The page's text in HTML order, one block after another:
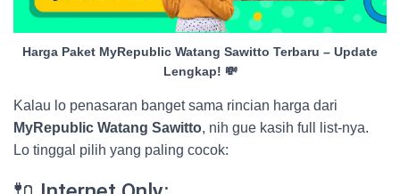
Harga Paket MyRepublic Watang Sawitto Terbaru – Update
Lengkap! 💸
Kalau lo penasaran banget sama rincian harga dari
MyRepublic Watang Sawitto, nih gue kasih full list-nya.
Lo tinggal pilih yang paling cocok: